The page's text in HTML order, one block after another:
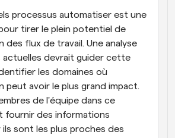
processus automatiser est une
tirer le plein potentiel de
des flux de travail. Une analyse
actuelles devrait guider cette
les domaines où
peut avoir le plus grand impact.
de l'équipe dans ce
fournir des informations
ils sont les plus proches des